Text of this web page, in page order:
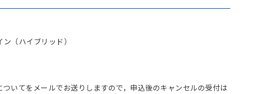
（ハイブリッド）
いてをメールでお送りしますので，申込後のキャンセルの受付は